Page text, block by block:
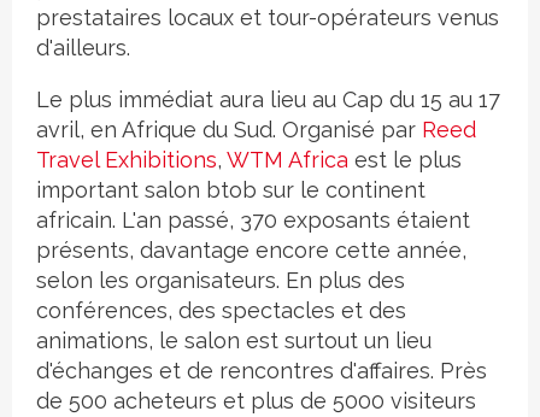
prestataires locaux et tour-opérateurs venus
d'ailleurs.
Le plus immédiat aura lieu au Cap du 15 au 17
avril, en Afrique du Sud. Organisé par Reed
Travel Exhibitions, WTM Africa est le plus
important salon btob sur le continent
africain. L'an passé, 370 exposants étaient
présents, davantage encore cette année,
selon les organisateurs. En plus des
conférences, des spectacles et des
animations, le salon est surtout un lieu
d'échanges et de rencontres d'affaires. Près
de 500 acheteurs et plus de 5000 visiteurs